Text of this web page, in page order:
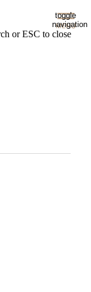
toggle
navigation
or ESC to close